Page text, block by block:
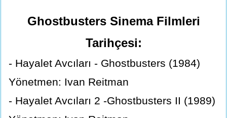
Ghostbusters Sinema Filmleri
Tarihçesi:
- Hayalet Avcıları - Ghostbusters (1984)
Yönetmen: Ivan Reitman
- Hayalet Avcıları 2 -Ghostbusters II (1989)